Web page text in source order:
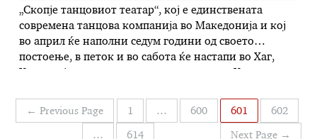
„Скопје танцовиот театар“, кој е единствената
современа танцова компанија во Македонија и кој
во април ќе наполни седум години од своето
постоење, в петок и во сабота ќе настапи во Хаг,
одржување повеќе од триесет години и важи за
фестивал кој …
Навигација
← Previous Page 1 … 600 601 602
… 614 Next Page →